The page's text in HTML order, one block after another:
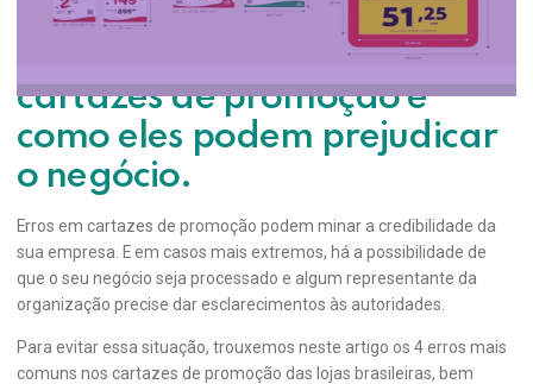
Veja quais são os erros mais
comuns cometidos em
cartazes de promoção e
como eles podem prejudicar
o negócio.
Erros em cartazes de promoção podem minar a credibilidade da
sua empresa. E em casos mais extremos, há a possibilidade de
que o seu negócio seja processado e algum representante da
organização precise dar esclarecimentos às autoridades.
Para evitar essa situação, trouxemos neste artigo os 4 erros mais
comuns nos cartazes de promoção das lojas brasileiras, bem